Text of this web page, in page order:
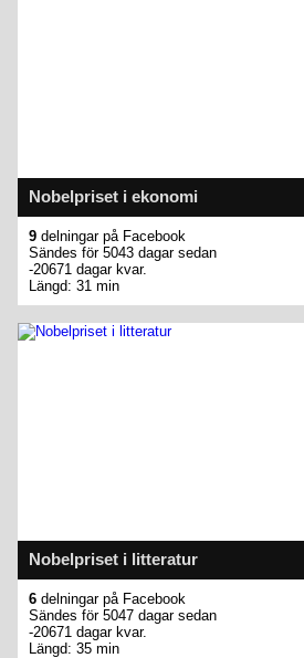
Nobelpriset i ekonomi
9 delningar på Facebook
Sändes för 5043 dagar sedan
-20671 dagar kvar.
Längd: 31 min
Nobelpriset i litteratur
6 delningar på Facebook
Sändes för 5047 dagar sedan
-20671 dagar kvar.
Längd: 35 min